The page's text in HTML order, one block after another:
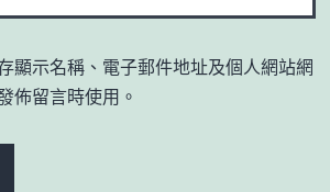
顯示名稱、電子郵件地址及個人網站網
佈留言時使用。